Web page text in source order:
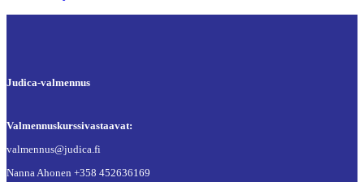
Judica-valmennus
Valmennuskurssivastaavat:
valmennus@judica.fi
Nanna Ahonen +358 452636169